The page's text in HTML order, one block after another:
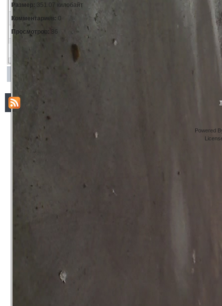
Размер: 351.07 килобайт
Комментариев: 0
Просмотров: 36
Powered